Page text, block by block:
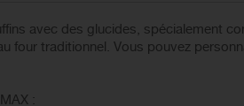
avec des glucides, spécialement
four traditionnel. Vous pouvez
: